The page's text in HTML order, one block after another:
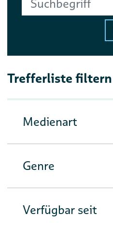
Trefferliste filtern
Medienart
Genre
Verfügbar seit